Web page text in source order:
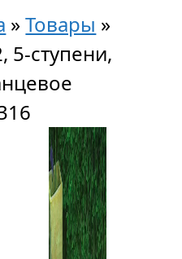
»Товары »
5-ступени,